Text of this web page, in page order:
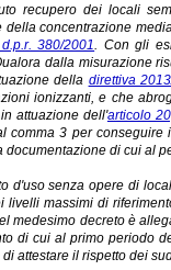
recupero dei locali
della concentrazione
380/2001. Con gli
dalla misurazione
della direttiva
ionizzanti, e che
attuazione dell'articolo
comma 3 per
di cui al
d'uso senza opere di
livelli massimi di
medesimo decreto è
di cui al primo periodo
attestare il rispetto dei